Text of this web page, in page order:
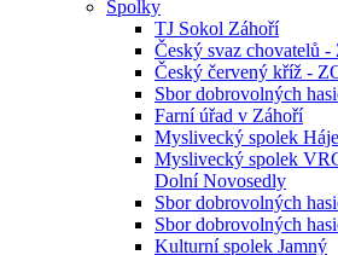
Spolky
TJ Sokol Záhoří
Český svaz chovatelů
Český červený kříž -
Sbor dobrovolných
Farní úřad v Záhoří
Myslivecký spolek
Myslivecký spolek
Dolní Novosedly
Sbor dobrovolných
Sbor dobrovolných
Kulturní spolek Jamný